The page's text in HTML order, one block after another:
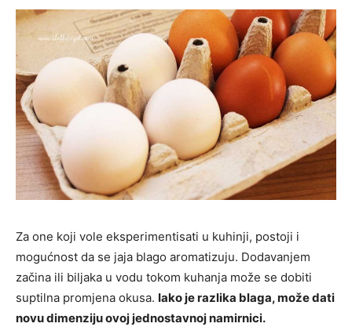
Za one koji vole eksperimentisati u kuhinji, postoji i
mogućnost da se jaja blago aromatizuju. Dodavanjem
začina ili biljaka u vodu tokom kuhanja može se dobiti
suptilna promjena okusa. Iako je razlika blaga, može dati
novu dimenziju ovoj jednostavnoj namirnici.